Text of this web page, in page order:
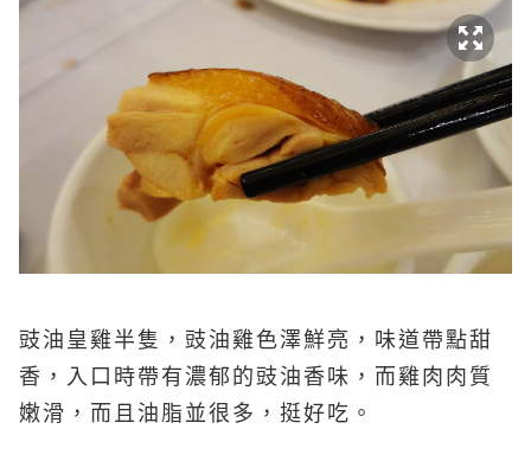
豉油皇雞半隻，豉油雞色澤鮮亮，味道帶點甜
香，入口時帶有濃郁的豉油香味，而雞肉肉質
嫩滑，而且油脂並很多，挺好吃。